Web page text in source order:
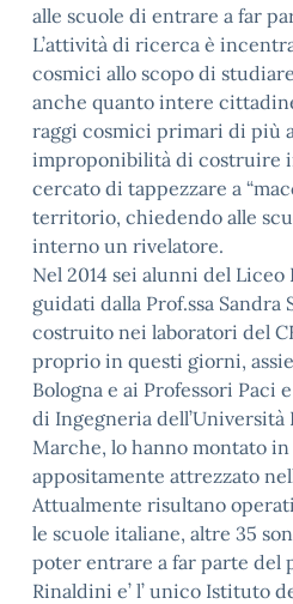
alle scuole di entrare a far
L’attività di ricerca è
cosmici allo scopo di
anche quanto intere
raggi cosmici primari di più
improponibilità di costruire
cercato di tappezzare a
territorio, chiedendo alle
interno un rivelatore.
Nel 2014 sei alunni del
guidati dalla Prof.ssa Sandra
costruito nei laboratori del
proprio in questi giorni,
Bologna e ai Professori Paci
di Ingegneria
Marche, lo hanno montato in
appositamente attrezzato
Attualmente risultano
le scuole italiane, altre 35
poter entrare a far parte del
Rinaldini e’ l’ unico Istituto